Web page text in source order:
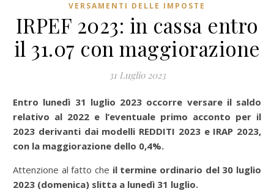
VERSAMENTI DELLE IMPOSTE
IRPEF 2023: in cassa entro
il 31.07 con maggiorazione
31 Luglio 2023
Entro lunedì 31 luglio 2023 occorre versare il saldo
relativo al 2022 e l’eventuale primo acconto per il
2023 derivanti dai modelli REDDITI 2023 e IRAP 2023,
con la maggiorazione dello 0,4%.
Attenzione al fatto che il termine ordinario del 30 luglio
2023 (domenica) slitta a lunedì 31 luglio.